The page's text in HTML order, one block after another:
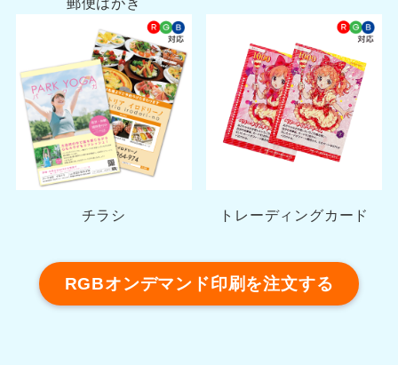
郵便はがき
チラシ トレーディングカード
RGBオンデマンド印刷を注文する